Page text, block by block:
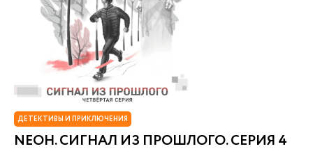
ДЕТЕКТИВЫ И ПРИКЛЮЧЕНИЯ
NEОН. СИГНАЛ ИЗ ПРОШЛОГО. СЕРИЯ 4